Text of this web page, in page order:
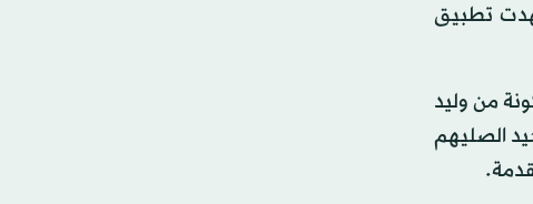
تطبيق
من وليد
الصليهم